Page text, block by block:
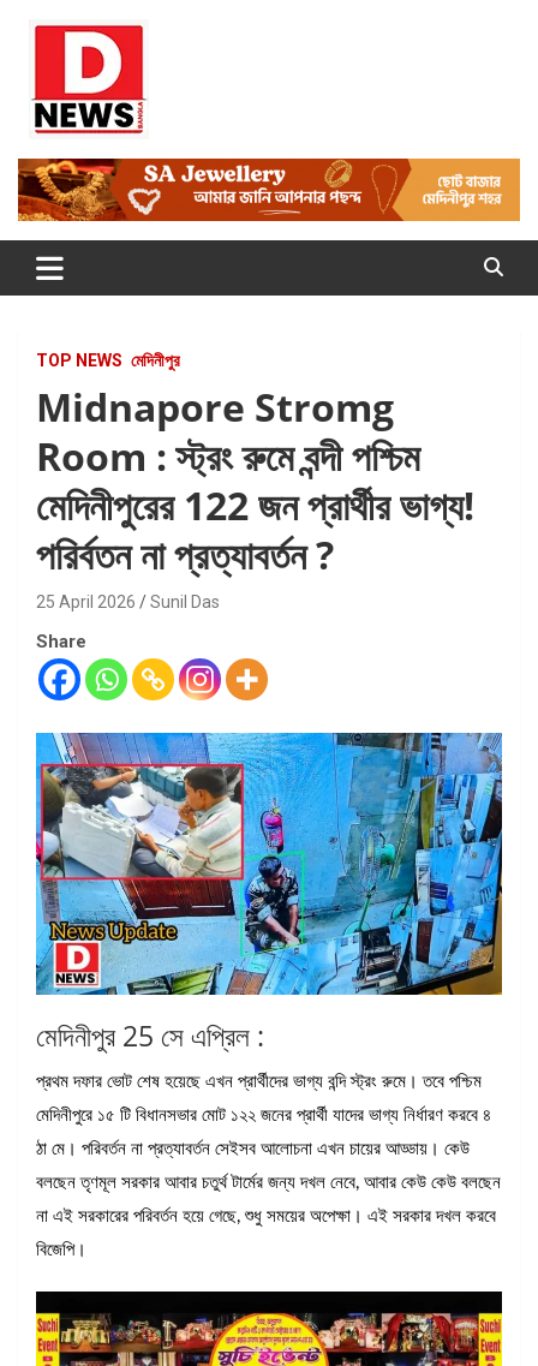
Dnews
#Medinipur24X7News
TOP NEWS মেদিনীপুর
Midnapore Stromg
Room : স্ট্রং রুমে বন্দী পশ্চিম
মেদিনীপুরের 122 জন প্রার্থীর ভাগ্য!
পরির্বতন না প্রত্যাবর্তন ?
25 April 2026 Sunil Das
Share
মেদিনীপুর 25 সে এপ্রিল :
প্রথম দফার ভোট শেষ হয়েছে এখন প্রার্থীদের ভাগ্য বন্দি স্ট্রং রুমে। তবে পশ্চিম
মেদিনীপুরে ১৫ টি বিধানসভার মোট ১২২ জনের প্রার্থী যাদের ভাগ্য নির্ধারণ করবে ৪
ঠা মে। পরিবর্তন না প্রত্যাবর্তন সেইসব আলোচনা এখন চায়ের আড্ডায়। কেউ
বলছেন তৃণমূল সরকার আবার চতুর্থ টার্মের জন্য দখল নেবে, আবার কেউ কেউ বলছেন
না এই সরকারের পরিবর্তন হয়ে গেছে, শুধু সময়ের অপেক্ষা। এই সরকার দখল করবে
বিজেপি।